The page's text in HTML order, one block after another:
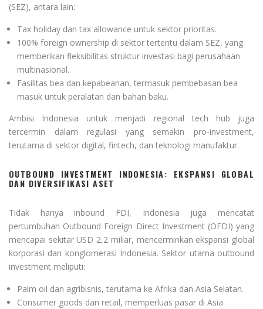
(SEZ), antara lain:
Tax holiday dan tax allowance untuk sektor prioritas.
100% foreign ownership di sektor tertentu dalam SEZ, yang
memberikan fleksibilitas struktur investasi bagi perusahaan
multinasional.
Fasilitas bea dan kepabeanan, termasuk pembebasan bea
masuk untuk peralatan dan bahan baku.
Ambisi Indonesia untuk menjadi regional tech hub juga
tercermin dalam regulasi yang semakin pro-investment,
terutama di sektor digital, fintech, dan teknologi manufaktur.
OUTBOUND INVESTMENT INDONESIA: EKSPANSI GLOBAL
DAN DIVERSIFIKASI ASET
Tidak hanya inbound FDI, Indonesia juga mencatat
pertumbuhan Outbound Foreign Direct Investment (OFDI) yang
mencapai sekitar USD 2,2 miliar, mencerminkan ekspansi global
korporasi dan konglomerasi Indonesia. Sektor utama outbound
investment meliputi:
Palm oil dan agribisnis, terutama ke Afrika dan Asia Selatan.
Consumer goods dan retail, memperluas pasar di Asia